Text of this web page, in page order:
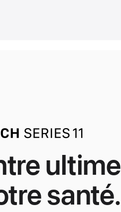
ultime
santé.